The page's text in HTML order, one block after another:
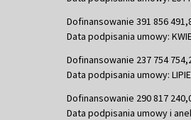
Dofinansowanie 391 856
Data podpisania umowy:
Dofinansowanie 237 754
Data podpisania umowy:
Dofinansowanie 290 817
Data podpisania umowy i